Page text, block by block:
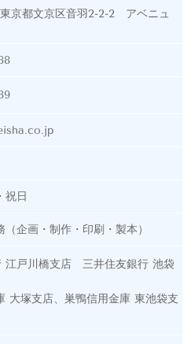
京都文京区音羽2-2-2 アベニュ
祝日
（企画・制作・印刷・製本）
江戸川橋支店 三井住友銀行 池袋
大塚支店、巣鴨信用金庫 東池袋支